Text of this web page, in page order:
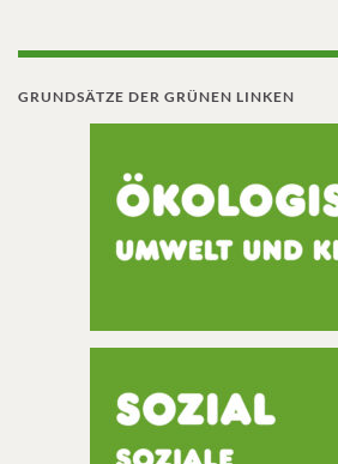
GRUNDSÄTZE DER GRÜNEN LINKEN